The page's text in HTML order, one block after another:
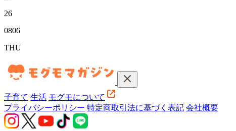
26
0806
THU
子育て 生活 モグモについて
プライバシーポリシー 特定商取引法に基づく表記 会社概要